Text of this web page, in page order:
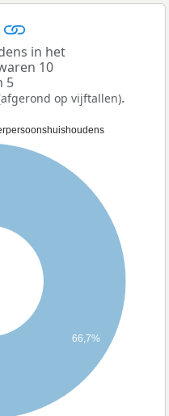
in het
10
5
op vijftallen).
66,7%